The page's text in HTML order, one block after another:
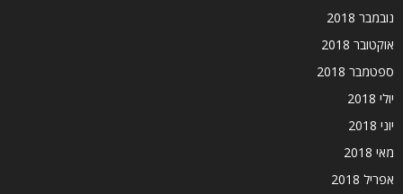
נובמבר 2018
אוקטובר 2018
ספטמבר 2018
יולי 2018
יוני 2018
מאי 2018
אפריל 2018